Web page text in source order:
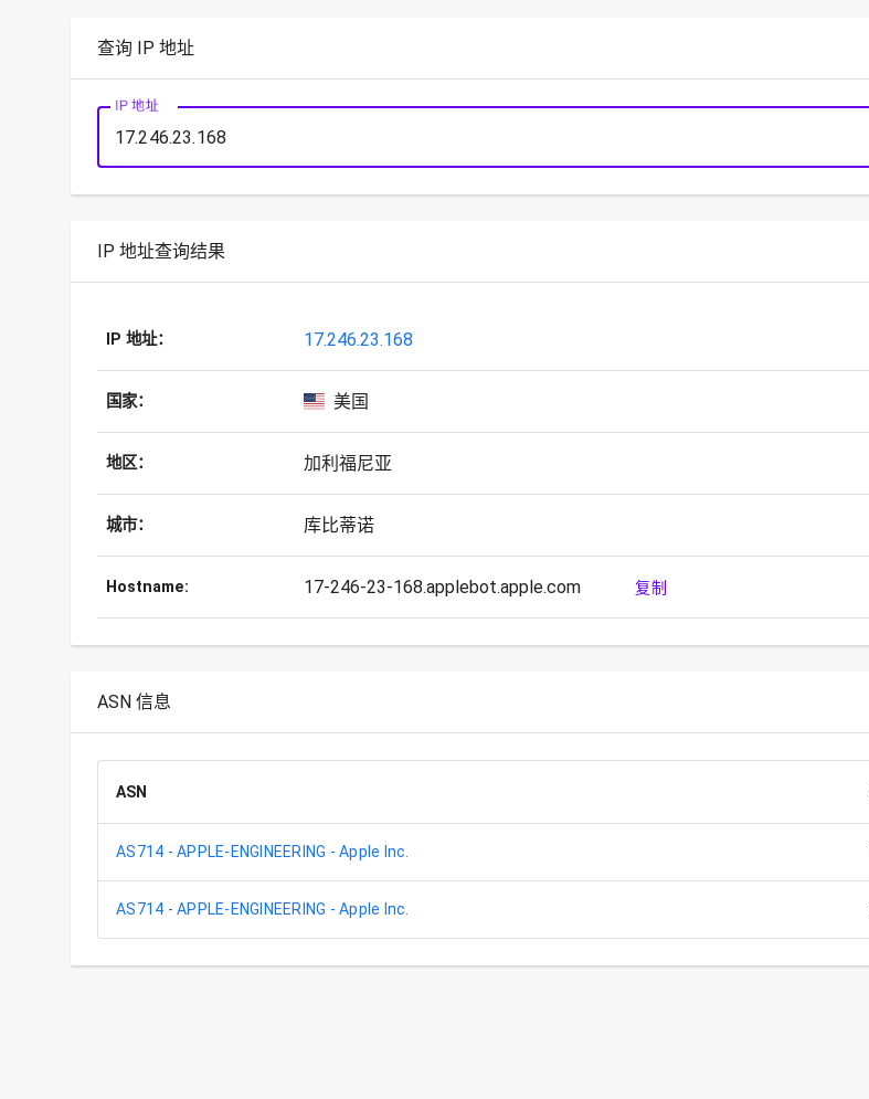
查询 IP 地址
IP 地址
IP 地址查询结果
IP 地址： 17.246.23.168
国家： 美国
地区： 加利福尼亚
城市： 库比蒂诺
Hostname: 17-246-23-168.applebot.apple.com 复制
ASN 信息
ASN
AS714 - APPLE-ENGINEERING - Apple Inc.
AS714 - APPLE-ENGINEERING - Apple Inc.